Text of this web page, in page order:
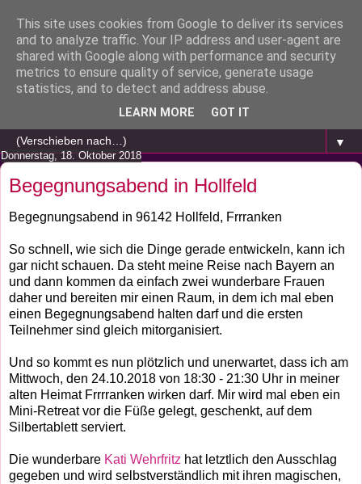
▼
Donnerstag, 18. Oktober 2018
Begegnungsabend in Hollfeld
Begegnungsabend in 96142 Hollfeld, Frrranken
So schnell, wie sich die Dinge gerade entwickeln, kann ich
gar nicht schauen. Da steht meine Reise nach Bayern an
und dann kommen da einfach zwei wunderbare Frauen
daher und bereiten mir einen Raum, in dem ich mal eben
einen Begegnungsabend halten darf und die ersten
Teilnehmer sind gleich mitorganisiert.
Und so kommt es nun plötzlich und unerwartet, dass ich am
Mittwoch, den 24.10.2018 von 18:30 - 21:30 Uhr in meiner
alten Heimat Frrrranken wirken darf. Mir wird mal eben ein
Mini-Retreat vor die Füße gelegt, geschenkt, auf dem
Silbertablett serviert.
Die wunderbare Kati Wehrfritz hat letztlich den Ausschlag
gegeben und wird selbstverständlich mit ihren magischen,
This site uses cookies from Google to deliver its services
and to analyze traffic. Your IP address and user-agent are
shared with Google along with performance and security
metrics to ensure quality of service, generate usage
statistics, and to detect and address abuse.
LEARN MORE GOT IT